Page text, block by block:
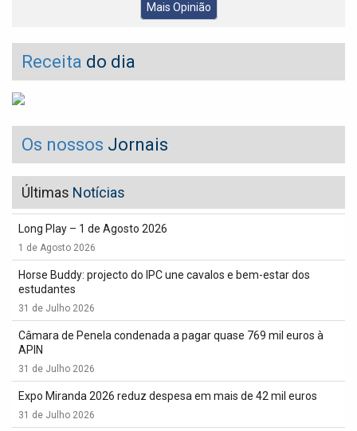
Mais Opinião
Receita do dia
Os nossos Jornais
Últimas Notícias
Long Play – 1 de Agosto 2026
1 de Agosto 2026
Horse Buddy: projecto do IPC une cavalos e bem-estar dos
estudantes
31 de Julho 2026
Câmara de Penela condenada a pagar quase 769 mil euros à
APIN
31 de Julho 2026
Expo Miranda 2026 reduz despesa em mais de 42 mil euros
31 de Julho 2026